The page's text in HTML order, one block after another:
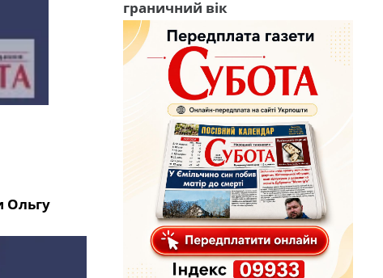
Ольгу
граничний вік